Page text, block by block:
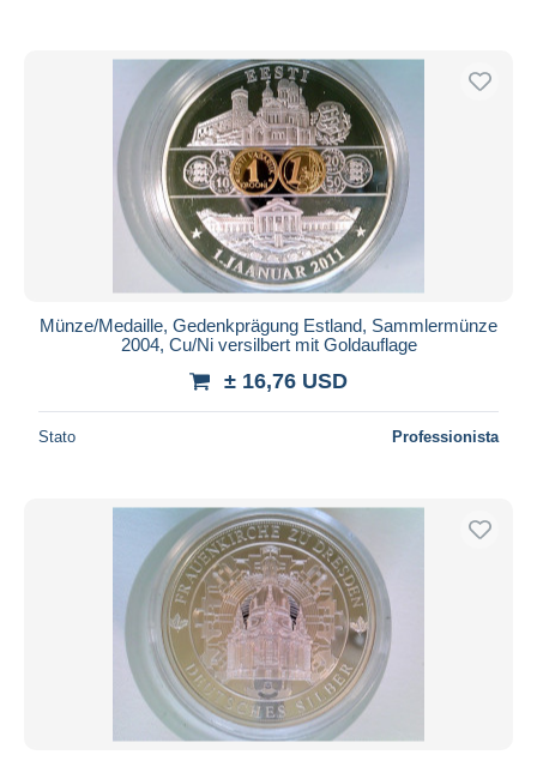
Münze/Medaille, Gedenkprägung Estland, Sammlermünze
2004, Cu/Ni versilbert mit Goldauflage
± 16,76 USD
Stato Professionista